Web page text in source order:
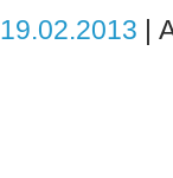
19.02.2013 |